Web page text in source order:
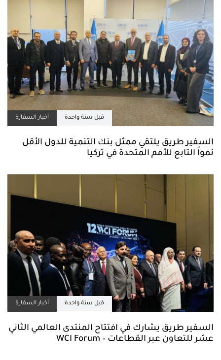
قبل سنة واحدة أخبار السفارة
السفير طريق يلتقي ممثل بنك التنمية للدول الأقل
نمواً التابع للأمم المتحدة في تركيا
قبل سنة واحدة أخبار السفارة
السفير طريق يشارك في افتتاح المنتدى العالمي الثاني
عشر للتعاون عبر القطاعات – WCI Forum